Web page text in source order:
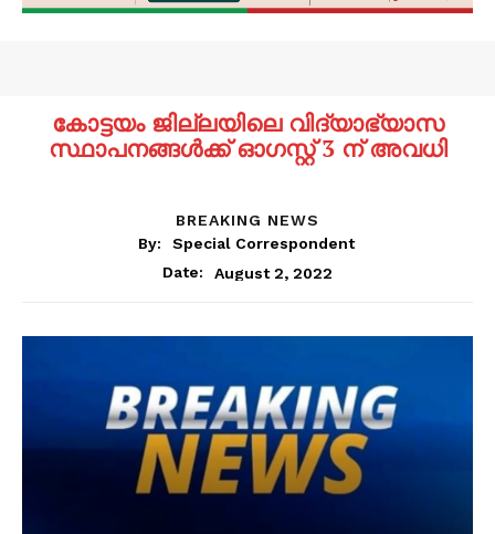
കോട്ടയം ജില്ലയിലെ വിദ്യാഭ്യാസ
സ്ഥാപനങ്ങൾക്ക് ഓഗസ്റ്റ് 3 ന് അവധി
BREAKING NEWS
By:
Special Correspondent
Date:
August 2, 2022